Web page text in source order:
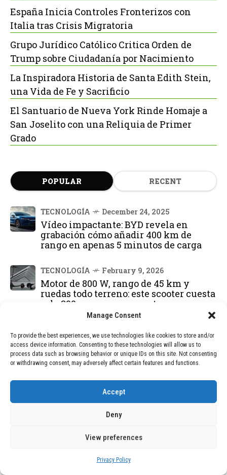
Manage Consent
To provide the best experiences, we use technologies like cookies to store and/or
access device information. Consenting to these technologies will allow us to
process data such as browsing behavior or unique IDs on this site. Not consenting
or withdrawing consent, may adversely affect certain features and functions.
Accept
Deny
View preferences
Privacy Policy
España Inicia Controles Fronterizos con
Italia tras Crisis Migratoria
Grupo Jurídico Católico Critica Orden de
Trump sobre Ciudadanía por Nacimiento
La Inspiradora Historia de Santa Edith Stein,
una Vida de Fe y Sacrificio
El Santuario de Nueva York Rinde Homaje a
San Joselito con una Reliquia de Primer
Grado
POPULAR RECENT
TECNOLOGÍA December 24, 2025
Vídeo impactante: BYD revela en
grabación cómo añadir 400 km de
rango en apenas 5 minutos de carga
TECNOLOGÍA February 9, 2026
Motor de 800 W, rango de 45 km y
ruedas todo terreno: este scooter cuesta
solo 300 euros y representa una
adquisición impresionante
BLOG December 24, 2025
GAME se Une a la Oferta de Balizas V16
Geolocalizadas, Obligatorias a Partir de
December 24, 2025
Devastadora Explosión en Residencia
de Ancianos de Pensilvania Deja al
Menos Dos Víctimas Fatales